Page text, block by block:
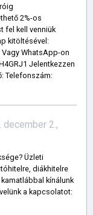
2%-os
fel kell venniük
kitöltésével:
WhatsApp-on
Jelentkezzen
Telefonszám:
december 2.,
Üzleti
diákhitelre
kínálunk
a kapcsolatot: